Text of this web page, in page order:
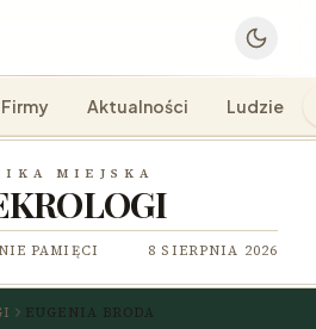
Firmy Aktualności Ludzie
MIEJSKA
PAMIĘCI 8 SIERPNIA 2026
EUGENIA BRODA